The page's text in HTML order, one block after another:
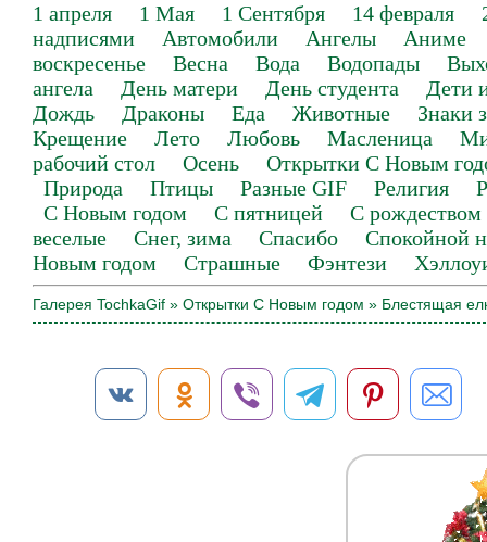
1 апреля 1 Мая 1 Сентября 14 февраля
надписями
Автомобили Ангелы
Аниме
воскресенье
Весна Вода Водопады
ангела
День матери День студента
Дети
Дождь
Драконы Еда Животные
Знаки
Крещение
Лето Любовь Масленица
рабочий стол
Осень
Открытки С Новым
Природа
Птицы Разные GIF Религия
С Новым годом
С пятницей
С рождеством
веселые
Снег, зима Спасибо
Спокойной
Новым годом
Страшные Фэнтези
Галерея TochkaGif » Открытки С Новым годом » Блестящая